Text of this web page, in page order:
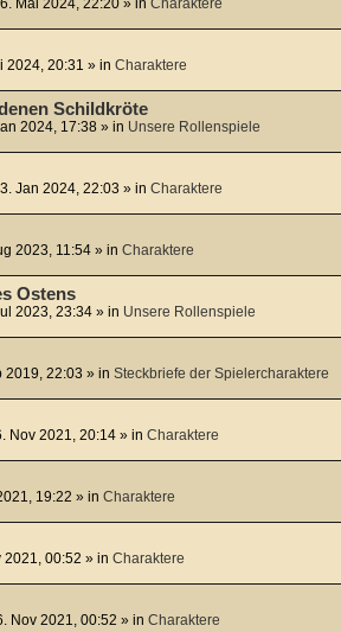
2024, 20:31 » inCharaktere
Schildkröte
2024, 17:38 » in Unsere Rollenspiele
Jan 2024, 22:03 » inCharaktere
2023, 11:54 » inCharaktere
Ostens
2023, 23:34 » in Unsere Rollenspiele
2019, 22:03 » inSteckbriefe der Spielercharaktere
Nov 2021, 20:14 » inCharaktere
19:22 » inCharaktere
2021, 00:52 » inCharaktere
Nov 2021, 00:52 » inCharaktere